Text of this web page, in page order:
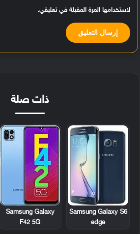
لاستخدامها المرة المقبلة في تعليقي.
ذات صلة
Samsung Galaxy S6
edge
Samsung Galaxy
F42 5G